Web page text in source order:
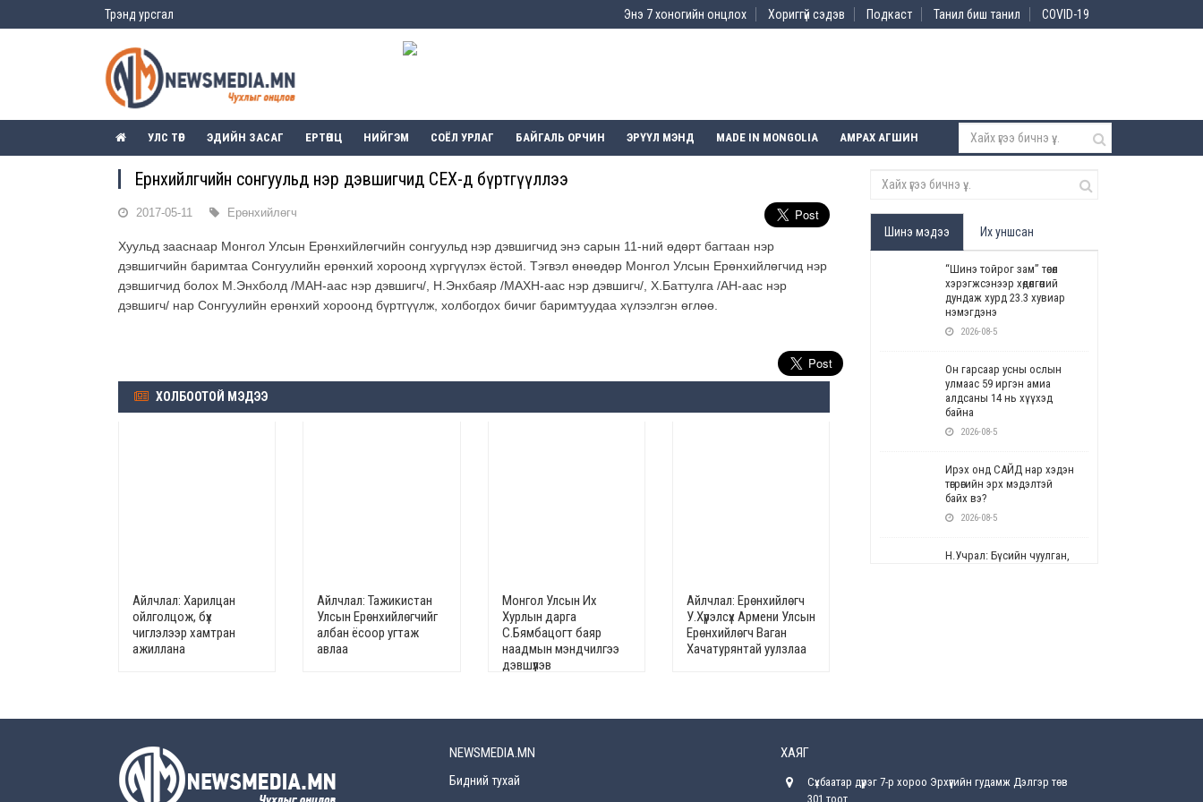
Трэнд урсгал Энэ 7 хоногийн онцлох Хориггүй сэдэв Подкаст Танил биш танил COVID-19
УЛС ТӨР ЭДИЙН ЗАСАГ ЕРТӨНЦ НИЙГЭМ СОЁЛ УРЛАГ БАЙГАЛЬ ОРЧИН ЭРҮҮЛ МЭНД MADE IN MONGOLIA АМРАХ АГШИН
Ерөнхийлөгчийн сонгуульд нэр дэвшигчид СЕХ-д бүртгүүллээ
2017-05-11 Ерөнхийлөгч
Хуульд зааснаар Монгол Улсын Ерөнхийлөгчийн сонгуульд нэр дэвшигчид энэ сарын 11-ний өдөрт багтаан нэр
дэвшигчийн баримтаа Сонгуулийн ерөнхий хороонд хүргүүлэх ёстой. Тэгвэл өнөөдөр Монгол Улсын Ерөнхийлөгчид нэр
дэвшигчид болох М.Энхболд /МАН-аас нэр дэвшигч/, Н.Энхбаяр /МАХН-аас нэр дэвшигч/, Х.Баттулга /АН-аас нэр
дэвшигч/ нар Сонгуулийн ерөнхий хороонд бүртгүүлж, холбогдох бичиг баримтуудаа хүлээлгэн өглөө.
ХОЛБООТОЙ МЭДЭЭ
Айлчлал: Харилцан
ойлголцож, бүх
чиглэлээр хамтран
ажиллана
Айлчлал: Тажикистан
Улсын Ерөнхийлөгчийг
албан ёсоор угтаж
авлаа
Монгол Улсын Их
Хурлын дарга
С.Бямбацогт баяр
наадмын мэндчилгээ
дэвшүүлэв
Айлчлал: Ерөнхийлөгч
У.Хүрэлсүх Армени Улсын
Ерөнхийлөгч Ваган
Хачатурянтай уулзлаа
Шинэ мэдээ Их уншсан
“Шинэ тойрог зам” төсөл
хэрэгжсэнээр хөдөлгөөний
дундаж хурд 23.3 хувиар
нэмэгдэнэ
2026-08-5
Он гарсаар усны ослын
улмаас 59 иргэн амиа
алдсаны 14 нь хүүхэд
байна
2026-08-5
Ирэх онд САЙД нар хэдэн
төгрөгийн эрх мэдэлтэй
байх вэ?
2026-08-5
Н.Учрал: Бүсийн чуулган,
2026-08-5
NEWSMEDIA.MN
Бидний тухай
ХАЯГ
Сүхбаатар дүүрэг 7-р хороо Эрхүүгийн гудамж Дэлгэр төв
301 тоот